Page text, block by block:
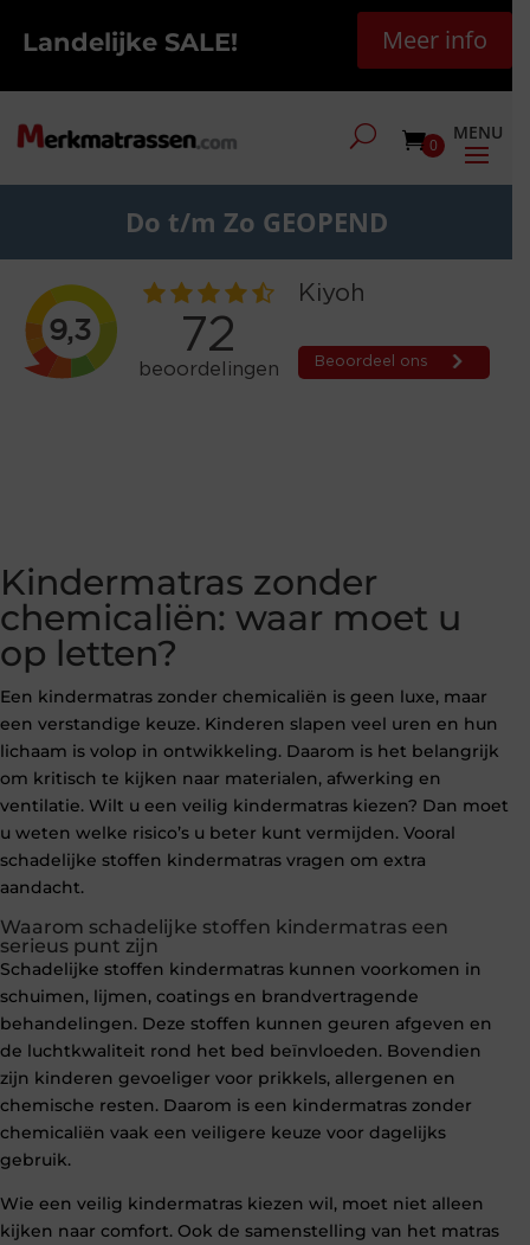
Landelijke SALE! Meer info
0
Do t/m Zo GEOPEND
Kindermatras zonder
chemicaliën: waar moet u
op letten?
Een kindermatras zonder chemicaliën is geen luxe, maar
een verstandige keuze. Kinderen slapen veel uren en hun
lichaam is volop in ontwikkeling. Daarom is het belangrijk
om kritisch te kijken naar materialen, afwerking en
ventilatie. Wilt u een veilig kindermatras kiezen? Dan moet
u weten welke risico’s u beter kunt vermijden. Vooral
schadelijke stoffen kindermatras vragen om extra
aandacht.
Waarom schadelijke stoffen kindermatras een
serieus punt zijn
Schadelijke stoffen kindermatras kunnen voorkomen in
schuimen, lijmen, coatings en brandvertragende
behandelingen. Deze stoffen kunnen geuren afgeven en
de luchtkwaliteit rond het bed beïnvloeden. Bovendien
zijn kinderen gevoeliger voor prikkels, allergenen en
chemische resten. Daarom is een kindermatras zonder
chemicaliën vaak een veiligere keuze voor dagelijks
gebruik.
Wie een veilig kindermatras kiezen wil, moet niet alleen
kijken naar comfort. Ook de samenstelling van het matras